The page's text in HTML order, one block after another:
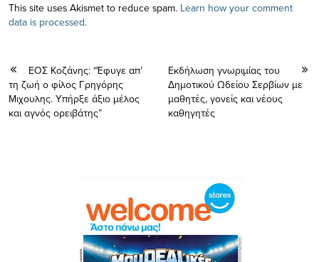
This site uses Akismet to reduce spam. Learn how your comment
data is processed.
ΕΟΣ Κοζάνης: “Έφυγε απ’
τη ζωή ο φίλος Γρηγόρης
Μιχουλης. Υπήρξε άξιο μέλος
και αγνός ορειβάτης”
Εκδήλωση γνωριμίας του
Δημοτικού Ωδείου Σερβίων με
μαθητές, γονείς και νέους
καθηγητές